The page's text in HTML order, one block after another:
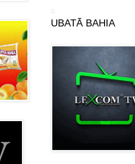
UBATÃ BAHIA